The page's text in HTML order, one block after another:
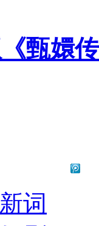
《甄嬛
词